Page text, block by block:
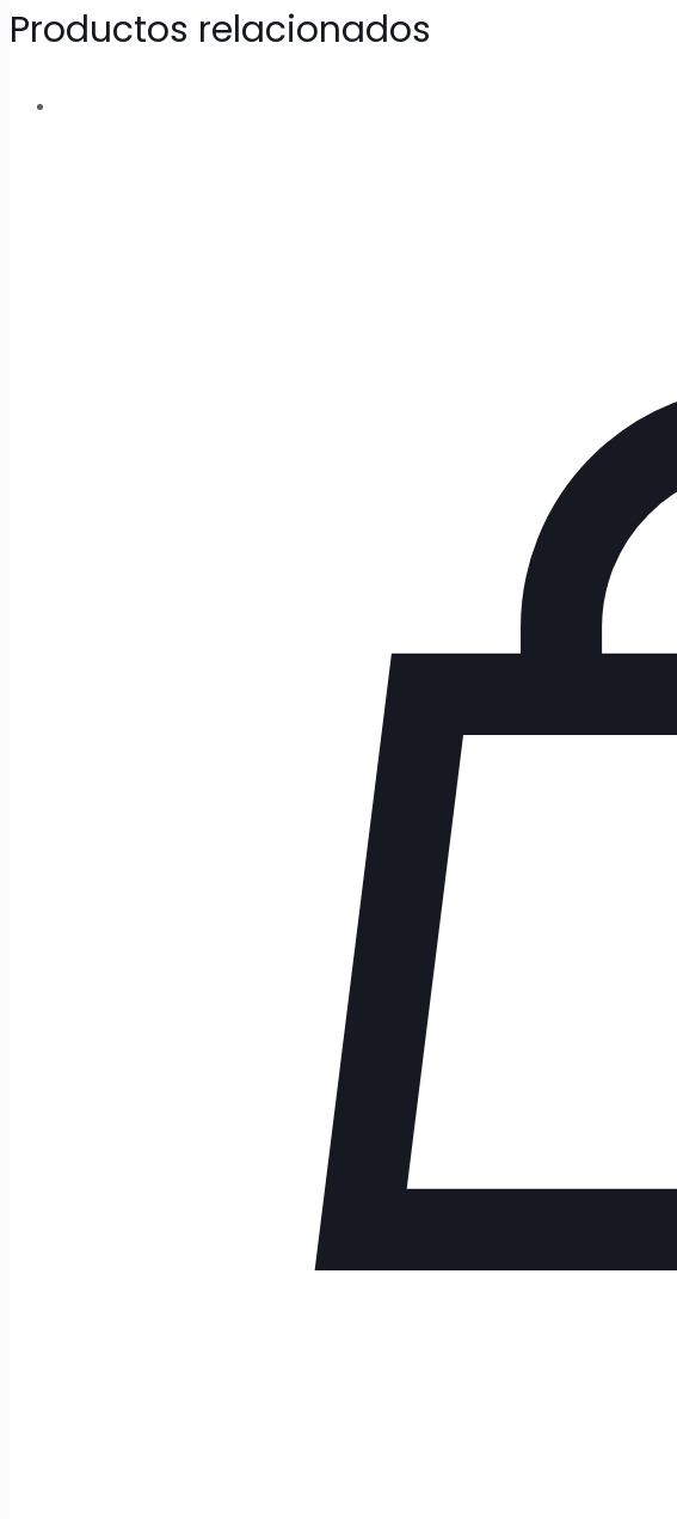
Productos relacionados